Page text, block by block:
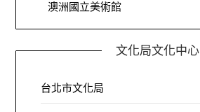
澳洲國立美術館
文化局文化中心
台北市文化局